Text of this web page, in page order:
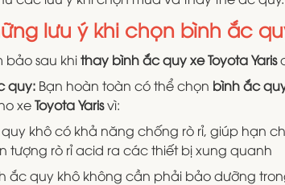
lưu ý khi chọn bình ắc
bảo sau khithay bình ắc quy xe Toyota Yaris
quy: Bạn hoàn toàn có thể chọn bình ắc
xeToyota Yarisvì:
khô có khả năng chống rò rỉ, giúp hạn
tượng rò rỉ acid ra các thiết bị xung quanh
ắc quy khô không cần phải bảo dưỡng